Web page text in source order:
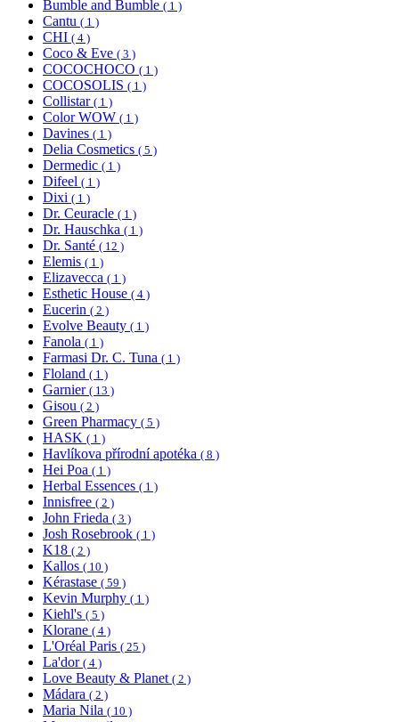
Bumble and Bumble ( 1 )
Cantu ( 1 )
CHI ( 4 )
Coco & Eve ( 3 )
COCOCHOCO ( 1 )
COCOSOLIS ( 1 )
Collistar ( 1 )
Color WOW ( 1 )
Davines ( 1 )
Delia Cosmetics ( 5 )
Dermedic ( 1 )
Difeel ( 1 )
Dixi ( 1 )
Dr. Ceuracle ( 1 )
Dr. Hauschka ( 1 )
Dr. Santé ( 12 )
Elemis ( 1 )
Elizavecca ( 1 )
Esthetic House ( 4 )
Eucerin ( 2 )
Evolve Beauty ( 1 )
Fanola ( 1 )
Farmasi Dr. C. Tuna ( 1 )
Floland ( 1 )
Garnier ( 13 )
Gisou ( 2 )
Green Pharmacy ( 5 )
HASK ( 1 )
Havlíkova přírodní apotéka ( 8 )
Hei Poa ( 1 )
Herbal Essences ( 1 )
Innisfree ( 2 )
John Frieda ( 3 )
Josh Rosebrook ( 1 )
K18 ( 2 )
Kallos ( 10 )
Kérastase ( 59 )
Kevin Murphy ( 1 )
Kiehl's ( 5 )
Klorane ( 4 )
L'Oréal Paris ( 25 )
La'dor ( 4 )
Love Beauty & Planet ( 2 )
Mádara ( 2 )
Maria Nila ( 10 )